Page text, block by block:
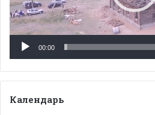
00:00
Календарь